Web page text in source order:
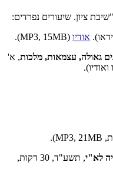
ציון. שיעורים נפרדים:
אודיו (MP3, 15MB).
גאולה, עצמאות, מלכות, א'
לא"י
, תשע"ד, 30 דקות,